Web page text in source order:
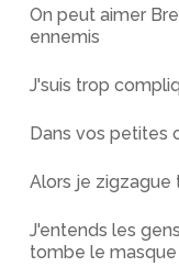
On peut aimer
ennemis
J'suis trop
Dans vos petites
Alors je zigzague
J'entends les
tombe le masque